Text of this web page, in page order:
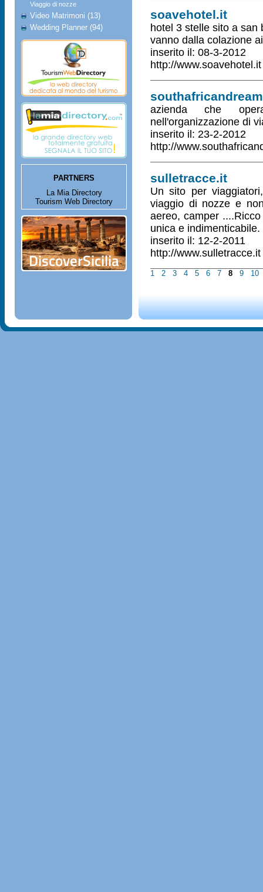
Viaggio di nozze
Video Matrimoni (13)
Wedding Planner (94)
PARTNERS
La Mia Directory
Tourism Web Directory
soavehotel.it
hotel 3 stelle sito a
vanno dalla colazione
inserito il: 08-3-2012
http://www.soavehotel.it
azienda che
nell'organizzazione di
inserito il: 23-2-2012
http://
sulletracce.it
Un sito per
viaggio di nozze e
aereo, camper
unica e indimenticabile.
inserito il: 12-2-2011
http://www.sulletracce.it
1 2 3 4 5 6 7 8 9 10